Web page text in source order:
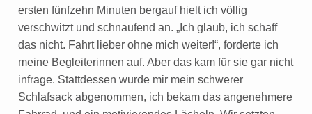
ersten fünfzehn Minuten bergauf hielt ich völlig
verschwitzt und schnaufend an. „Ich glaub, ich schaff
das nicht. Fahrt lieber ohne mich weiter!“, forderte ich
meine Begleiterinnen auf. Aber das kam für sie gar nicht
infrage. Stattdessen wurde mir mein schwerer
Schlafsack abgenommen, ich bekam das angenehmere